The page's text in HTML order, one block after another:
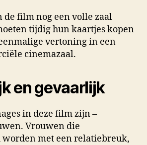
de film nog een volle zaal
tijdig hun kaartjes kopen
vertoning in een
cinemazaal.
en gevaarlijk
in deze film zijn –
Vrouwen die
met een relatiebreuk,